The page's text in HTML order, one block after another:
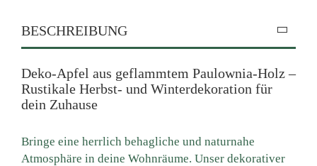
BESCHREIBUNG
Deko-Apfel aus geflammtem Paulownia-Holz –
Rustikale Herbst- und Winterdekoration für
dein Zuhause
Bringe eine herrlich behagliche und naturnahe
Atmosphäre in deine Wohnräume. Unser dekorativer